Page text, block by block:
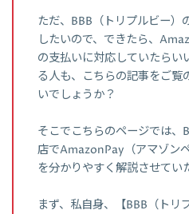
ただ、BBB（トリプルビー）
したいので、できたら、
の支払いに対応していたらい
る人も、こちらの記事をご覧
いでしょうか？
そこでこちらのページでは、
店でAmazonPay（アマゾン
を分かりやすく解説させてい
まず、私自身、【BBB（トリ